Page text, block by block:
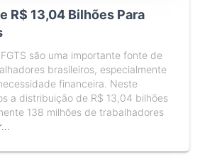
R$ 13,04 Bilhões Para
são uma importante fonte de
brasileiros, especialmente
financeira. Neste
a distribuição de R$ 13,04 bilhões
138 milhões de trabalhadores